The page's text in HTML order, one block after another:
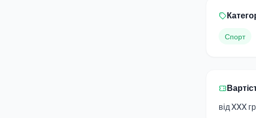
Спорт
від XXX